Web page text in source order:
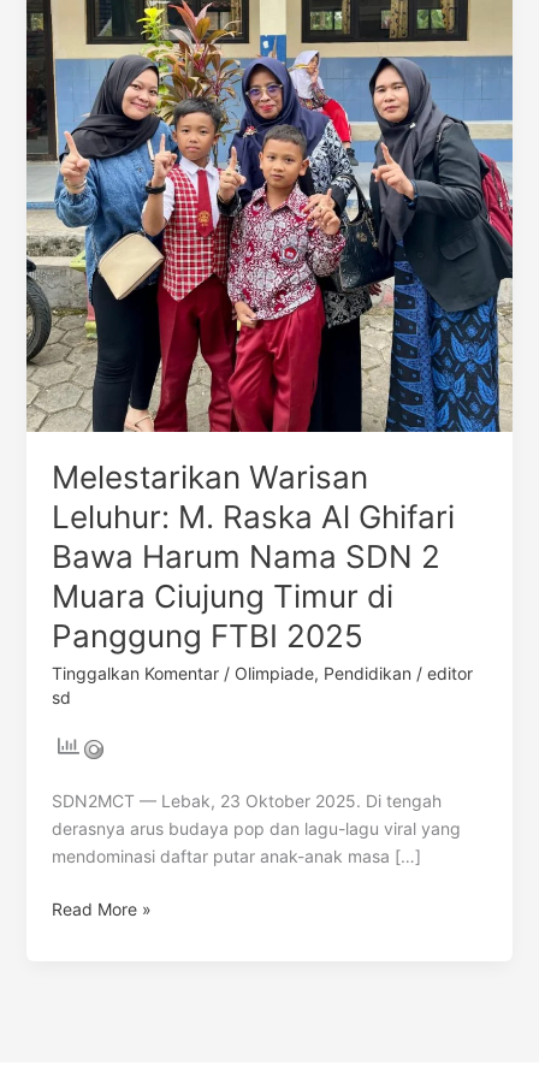
Melestarikan Warisan
Leluhur: M. Raska Al Ghifari
Bawa Harum Nama SDN 2
Muara Ciujung Timur di
Panggung FTBI 2025
Tinggalkan Komentar / Olimpiade, Pendidikan / editor
sd
SDN2MCT — Lebak, 23 Oktober 2025. Di tengah
derasnya arus budaya pop dan lagu-lagu viral yang
mendominasi daftar putar anak-anak masa […]
Harum
Nama
SDN
2
Muara
Ciujung
Timur
di
Panggung
FTBI
2025
Read More »